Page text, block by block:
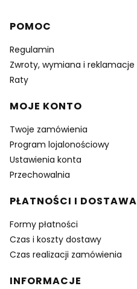
Linki w stopce
POMOC
Regulamin
Zwroty, wymiana i reklamacje
Raty
MOJE KONTO
Twoje zamówienia
Program lojalonościowy
Ustawienia konta
Przechowalnia
PŁATNOŚCI I DOSTAWA
Formy płatności
Czas i koszty dostawy
Czas realizacji zamówienia
INFORMACJE